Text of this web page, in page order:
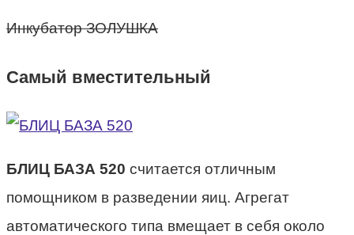
Инкубатор ЗОЛУШКА
Самый вместительный
БЛИЦ БАЗА 520 считается отличным
помощником в разведении яиц. Агрегат
автоматического типа вмещает в себя около